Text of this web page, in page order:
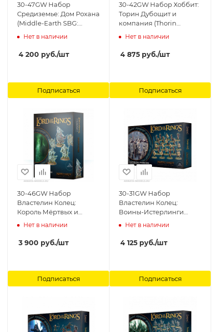
30-47GW Набор
Средиземье: Дом Рохана
(Middle-Earth SBG:
Rohan House) Games
Нет в наличии
4 200 руб./шт
Подписаться
30-42GW Набор Хоббит:
Торин Дубощит и
компания (Thorin
Oakenshield & Company)
Нет в наличии
4 875 руб./шт
Подписаться
30-46GW Набор
Властелин Колец:
Король Мёртвых и
Глашатаи (King of the
Workshop
Нет в наличии
3 900 руб./шт
Подписаться
30-31GW Набор
Властелин Колец:
Воины-Истерлинги
(Easterling Warriors)
Нет в наличии
4 125 руб./шт
Подписаться